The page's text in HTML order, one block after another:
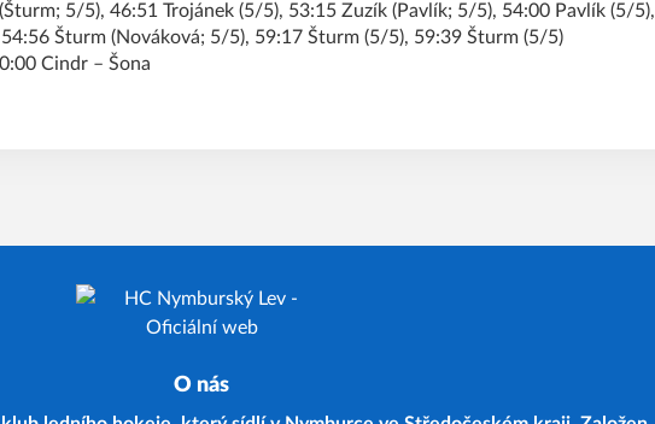
5/5), 46:51 Trojánek (5/5), 53:15 Zuzík (Pavlík; 5/5), 54:00 Pavlík (5/5),
Šturm (Nováková; 5/5), 59:17 Šturm (5/5), 59:39 Šturm (5/5)
Cindr – Šona
O nás